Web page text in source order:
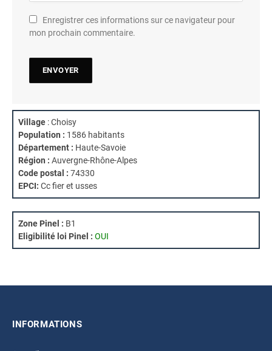
Enregistrer ces informations sur ce navigateur pour
mon prochain commentaire.
Village : Choisy
Population : 1586 habitants
Département : Haute-Savoie
Région : Auvergne-Rhône-Alpes
Code postal : 74330
EPCI: Cc fier et usses
Zone Pinel : B1
Eligibilité loi Pinel : OUI
INFORMATIONS